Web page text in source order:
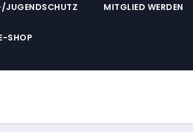
JUGENDSCHUTZ MITGLIED WERDEN
SHOP